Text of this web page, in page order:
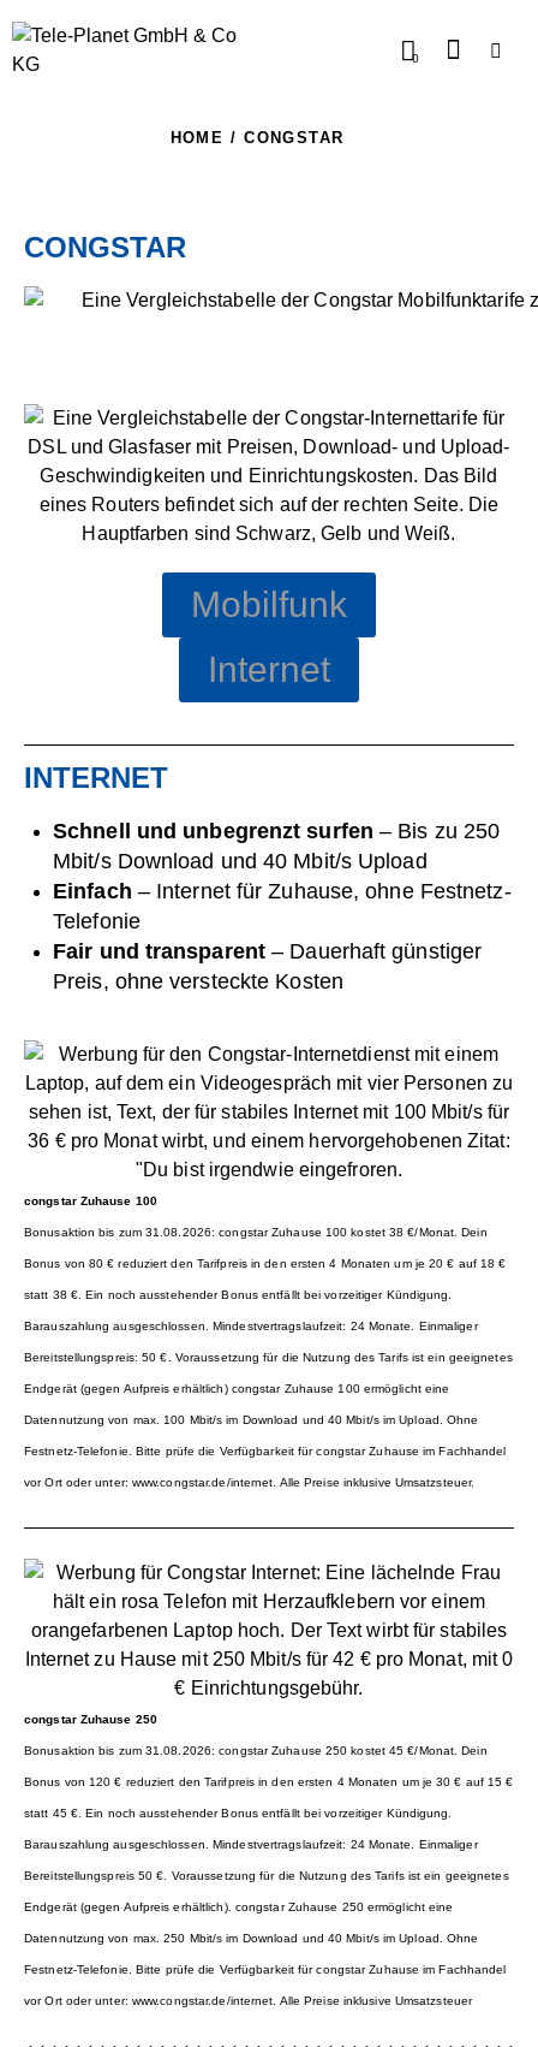
0
HOME CONGSTAR
CONGSTAR
Mobilfunk
Internet
INTERNET
Schnell und unbegrenzt surfen – Bis zu 250
Mbit/s Download und 40 Mbit/s Upload
Einfach – Internet für Zuhause, ohne Festnetz-
Telefonie
Fair und transparent – Dauerhaft günstiger
Preis, ohne versteckte Kosten
congstar Zuhause 100
Bonusaktion bis zum 31.08.2026: congstar Zuhause 100 kostet 38 €/Monat. Dein
Bonus von 80 € reduziert den Tarifpreis in den ersten 4 Monaten um je 20 € auf 18 €
statt 38 €. Ein noch ausstehender Bonus entfällt bei vorzeitiger Kündigung.
Barauszahlung ausgeschlossen. Mindestvertragslaufzeit: 24 Monate. Einmaliger
Bereitstellungspreis: 50 €. Voraussetzung für die Nutzung des Tarifs ist ein geeignetes
Endgerät (gegen Aufpreis erhältlich) congstar Zuhause 100 ermöglicht eine
Datennutzung von max. 100 Mbit/s im Download und 40 Mbit/s im Upload. Ohne
Festnetz-Telefonie. Bitte prüfe die Verfügbarkeit für congstar Zuhause im Fachhandel
vor Ort oder unter: www.congstar.de/internet. Alle Preise inklusive Umsatzsteuer.
congstar Zuhause 250
Bonusaktion bis zum 31.08.2026: congstar Zuhause 250 kostet 45 €/Monat. Dein
Bonus von 120 € reduziert den Tarifpreis in den ersten 4 Monaten um je 30 € auf 15 €
statt 45 €. Ein noch ausstehender Bonus entfällt bei vorzeitiger Kündigung.
Barauszahlung ausgeschlossen. Mindestvertragslaufzeit: 24 Monate. Einmaliger
Bereitstellungspreis 50 €. Voraussetzung für die Nutzung des Tarifs ist ein geeignetes
Endgerät (gegen Aufpreis erhältlich). congstar Zuhause 250 ermöglicht eine
Datennutzung von max. 250 Mbit/s im Download und 40 Mbit/s im Upload. Ohne
Festnetz-Telefonie. Bitte prüfe die Verfügbarkeit für congstar Zuhause im Fachhandel
vor Ort oder unter: www.congstar.de/internet. Alle Preise inklusive Umsatzsteuer